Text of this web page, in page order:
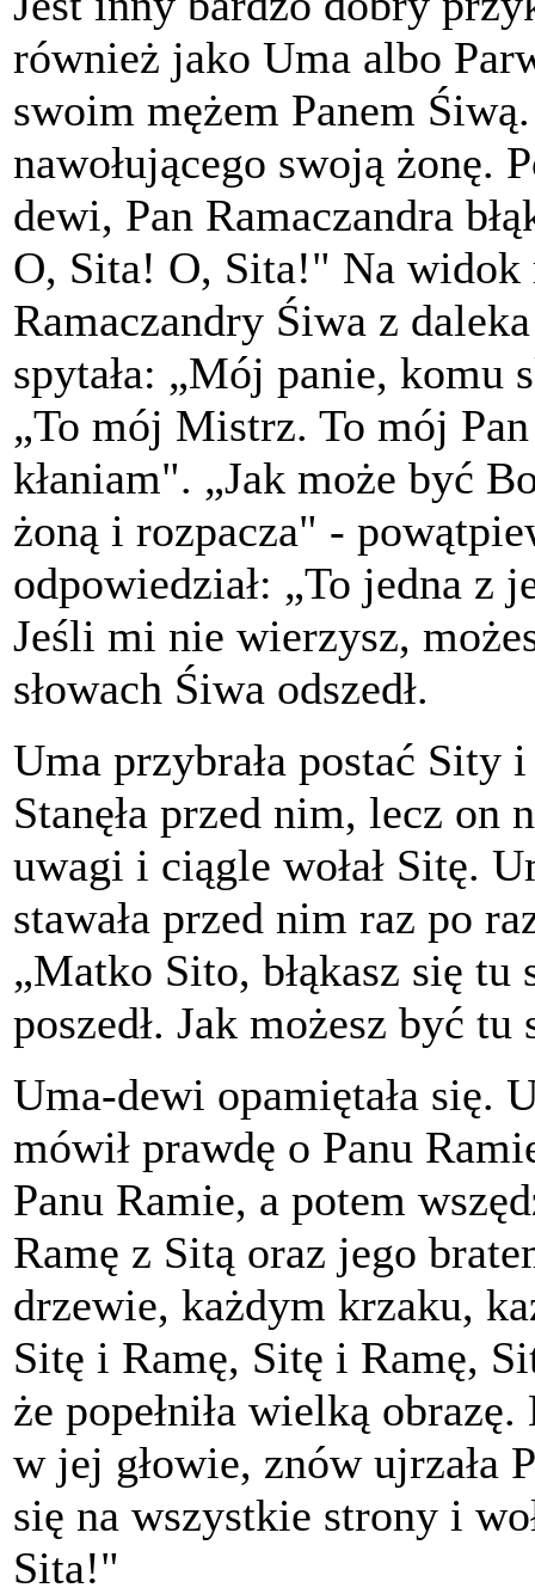
również jako Uma albo
swoim mężem Panem
nawołującego swoją żonę.
dewi, Pan Ramaczandra
O, Sita! O, Sita!" Na widok
Ramaczandry Śiwa z
spytała: „Mój panie, komu
„To mój Mistrz. To mój
kłaniam". „Jak może być
żoną i rozpacza" -
odpowiedział: „To jedna z
Jeśli mi nie wierzysz,
słowach Śiwa odszedł.
Uma przybrała postać Sity
Stanęła przed nim, lecz on
uwagi i ciągle wołał Sitę.
stawała przed nim raz po
„Matko Sito, błąkasz się tu
poszedł. Jak możesz być tu
Uma-dewi opamiętała się.
mówił prawdę o Panu
Panu Ramie, a potem
Ramę z Sitą oraz jego
drzewie, każdym krzaku,
Sitę i Ramę, Sitę i Ramę,
że popełniła wielką
w jej głowie, znów ujrzała
się na wszystkie strony i
Sita!"